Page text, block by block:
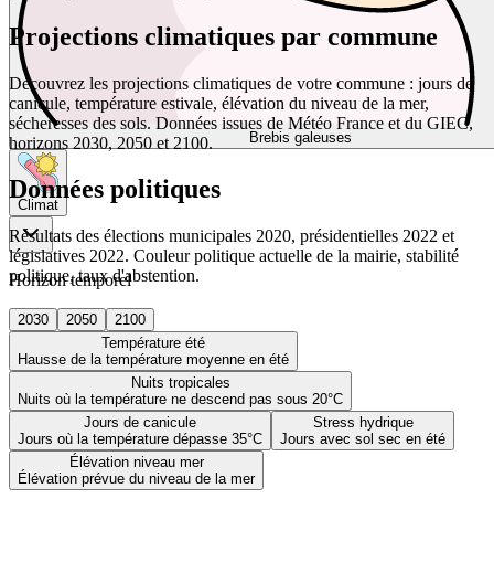
Brebis galeuses
Climat
Horizon temporel
2030 2050
2100
Température été
Hausse de la température moyenne en été
Nuits tropicales
Nuits où la température ne descend pas sous 20°C
Jours de canicule
Jours où la température dépasse 35°C
Stress hydrique
Jours avec sol sec en été
Élévation niveau mer
Élévation prévue du niveau de la mer
Projections climatiques par commune
Découvrez les projections climatiques de votre commune : jours de
canicule, température estivale, élévation du niveau de la mer,
sécheresses des sols. Données issues de Météo France et du GIEC,
horizons 2030, 2050 et 2100.
Données politiques
Résultats des élections municipales 2020, présidentielles 2022 et
législatives 2022. Couleur politique actuelle de la mairie, stabilité
politique, taux d'abstention.